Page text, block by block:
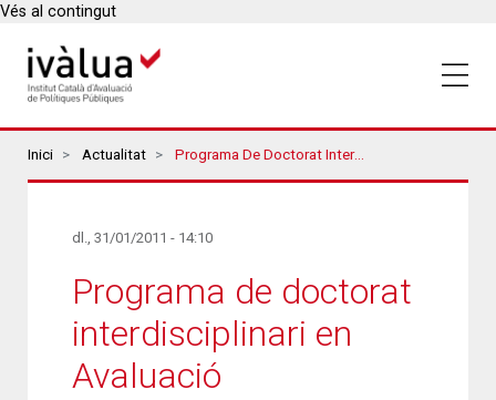
Vés al contingut
Breadcrumbs
Inici Actualitat Programa De Doctorat Interdisciplinari En Avaluació
dl., 31/01/2011 - 14:10
Programa de doctorat
interdisciplinari en
Avaluació